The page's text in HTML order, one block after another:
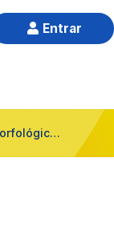
Entrar
Mapa Geomorfológico da Folha SD.24 - Salvador Forma de Relevo Simbolizada Pontual da Folha SD.24 - Salvador